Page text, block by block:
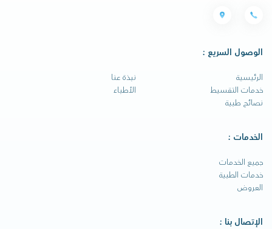
الوصول السريع :
الرئيسية
نبذة عنا
خدمات التقسيط
الأطباء
نصائح طبية
الخدمات :
جميع الخدمات
خدمات الطبية
العروض
الإتصال بنا :